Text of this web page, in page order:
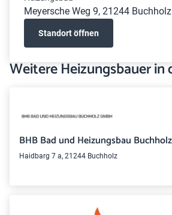
Meyersche Weg 9, 21244 Buchholz
Standort öffnen
Weitere Heizungsbauer in
BHB Bad und Heizungsbau
Haidbarg 7 a, 21244 Buchholz